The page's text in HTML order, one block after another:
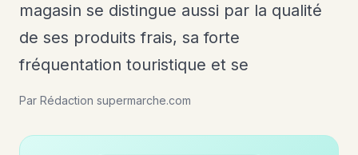
magasin se distingue aussi par la qualité
de ses produits frais, sa forte
fréquentation touristique et se
Par Rédaction supermarche.com